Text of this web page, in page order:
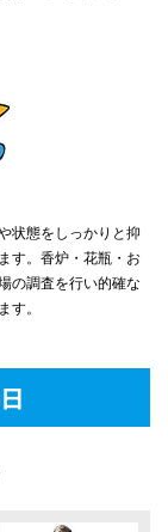
状態をしっかりと抑
す。香炉・花瓶・お
の調査を行い的確な
す。